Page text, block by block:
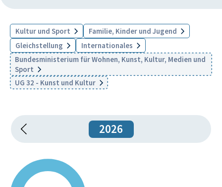
Kultur und Sport
Familie, Kinder und Jugend
Gleichstellung
Internationales
Bundesministerium für Wohnen, Kunst, Kultur, Medien und
Sport
UG 32 - Kunst und Kultur
2026